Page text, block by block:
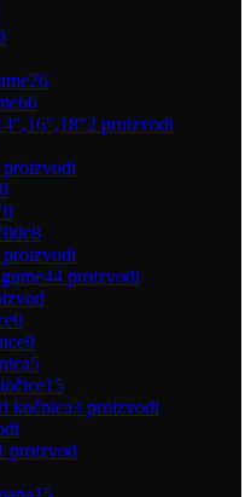
26
66
2 proizvodi
proizvodi
0
8
proizvodi
44 proizvodi
0
0
5
15
kočnica3 proizvodi
proizvod